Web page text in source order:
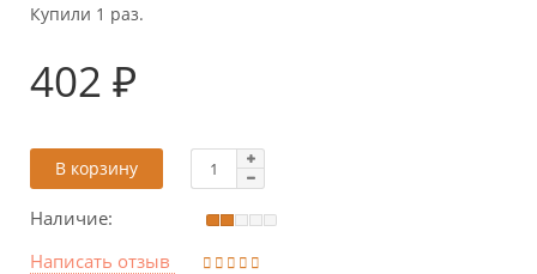
Купили 1 раз.
402 ₽
В корзину
Наличие:
Написать отзыв